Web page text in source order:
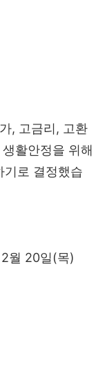
, 고금리, 고환
활안정을 위해
기로 결정했습
월 20일(목)